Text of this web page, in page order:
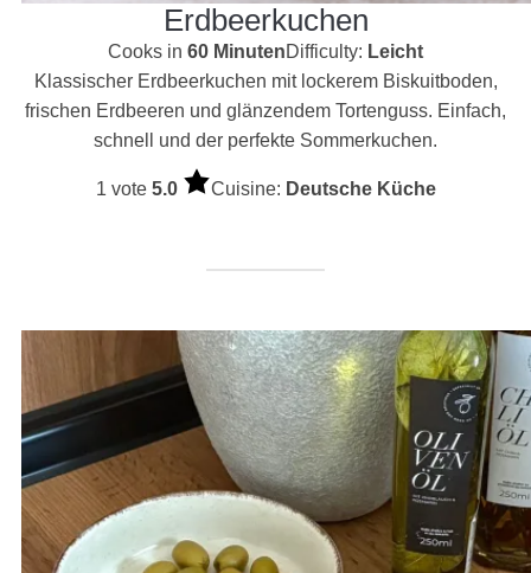
Erdbeerkuchen
Cooks in 60 MinutenDifficulty: Leicht
Klassischer Erdbeerkuchen mit lockerem Biskuitboden,
frischen Erdbeeren und glänzendem Tortenguss. Einfach,
schnell und der perfekte Sommerkuchen.
1 vote 5.0 Cuisine: Deutsche Küche